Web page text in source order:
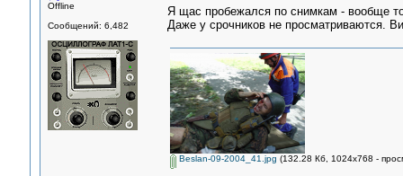
Offline
Сообщений: 6,482
Я щас пробежался по снимкам - вообще
Даже у срочников не просматриваются.
Beslan-09-2004_41.jpg (132.28 Кб, 1024x768 -